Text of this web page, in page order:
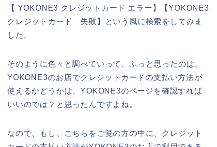
【 YOKONE3 クレジットカード エラー】【YOKONE3
クレジットカード 失敗】という風に検索をしてみま
した。
そのように色々と調べていって、ふっと思ったのは、
YOKONE3のお店でクレジットカードの支払い方法が
使えるかどうかは、YOKONE3のページを確認すれば
いいのでは？と思ったんですよね。
なので、もし、こちらをご覧の方の中に、クレジット